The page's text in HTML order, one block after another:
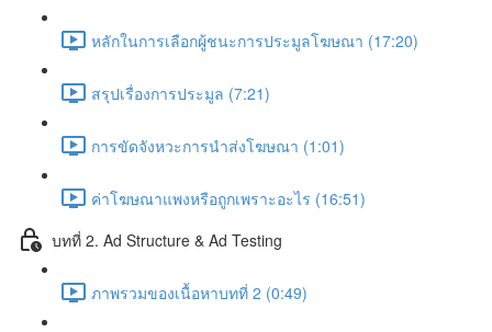
หลักในการเลือกผู้ชนะการประมูลโฆษณา (17:20)
สรุปเรื่องการประมูล (7:21)
การขัดจังหวะการนำส่งโฆษณา (1:01)
ค่าโฆษณาแพงหรือถูกเพราะอะไร (16:51)
บทที่ 2. Ad Structure & Ad Testing
ภาพรวมของเนื้อหาบทที่ 2 (0:49)